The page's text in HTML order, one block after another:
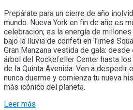
Prepárate para un cierre de año
mundo. Nueva York en fin de año es
celebración; es la energía de
bajo la lluvia de confeti en Times
Gran Manzana vestida de gala:
árbol del Rockefeller Center hasta
de la Quinta Avenida. Ven a despedir
nunca duerme y comienza tu nueva
más icónico del planeta.
Leer más